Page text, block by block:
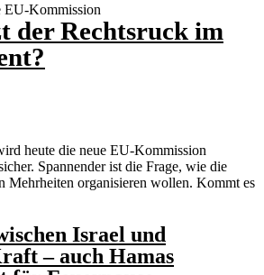
EU-Kommission
der Rechtsruck im
heute die neue EU-Kommission
Spannender ist die Frage, wie die
Mehrheiten organisieren wollen. Kommt es
Israel und
– auch Hamas